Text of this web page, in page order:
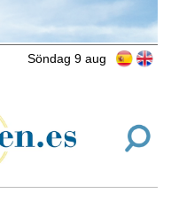
Söndag 9 aug